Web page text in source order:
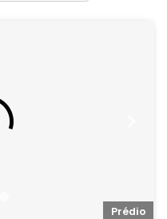
Prédio